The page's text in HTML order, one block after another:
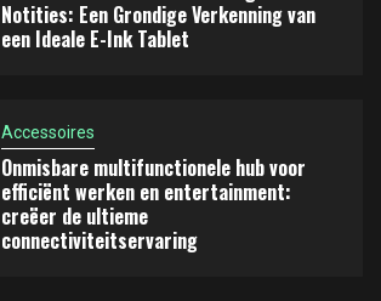
Notities: Een Grondige Verkenning van
een Ideale E-Ink Tablet
Accessoires
Onmisbare multifunctionele hub voor
efficiënt werken en entertainment:
creëer de ultieme
connectiviteitservaring